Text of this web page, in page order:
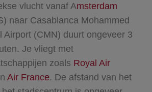
vlucht vanaf Amsterdam
naar Casablanca Mohammed
Airport (CMN) duurt ongeveer 3
Je vliegt met
zoals Royal Air
Air France. De afstand van het